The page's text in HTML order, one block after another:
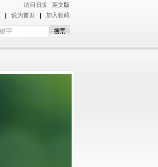
英文版
访问旧版
设为首页 加入收藏